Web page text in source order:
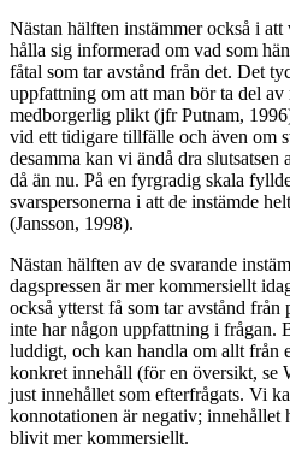
Nästan hälften instämmer också i
hålla sig informerad om vad som
fåtal som tar avstånd från det. Det
uppfattning om att man bör ta del av
medborgerlig plikt (jfr Putnam,
vid ett tidigare tillfälle och även om
desamma kan vi ändå dra
då än nu. På en fyrgradig skala
svarspersonerna i att de instämde
(Jansson, 1998).
Nästan hälften av de svarande
dagspressen är mer kommersiellt
också ytterst få som tar avstånd från
inte har någon uppfattning i frågan.
luddigt, och kan handla om allt från
konkret innehåll (för en översikt, se
just innehållet som efterfrågats. Vi
konnotationen är negativ; innehållet
blivit mer kommersiellt.